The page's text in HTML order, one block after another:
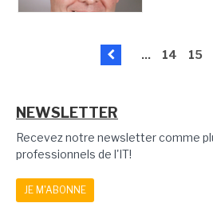
... 14 15
NEWSLETTER
Recevez notre newsletter comme
professionnels de l'IT!
JE M'ABONNE